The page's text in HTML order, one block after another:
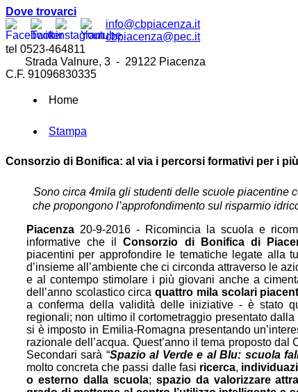
Dove trovarci
info@cbpiacenza.it
cbpiacenza@pec.it
tel 0523-464811
Strada Valnure, 3 - 29122 Piacenza
C.F. 91096830335
Home
Stampa
Consorzio di Bonifica: al via i percorsi formativi per i
Sono circa 4mila gli studenti delle scuole piacentine
che propongono l’approfondimento sul risparmio
Piacenza 20-9-2016 - Ricomincia la scuola e
informative che ilConsorzio di Bonifica di
piacentini per approfondire le tematiche legate alla
d’insieme all’ambiente che ci circonda attraverso le
e al contempo stimolare i più giovani anche a
dell’anno scolastico circaquattro mila scolari
a conferma della validità delle iniziative - è stato
regionali; non ultimo il cortometraggio presentato
si è imposto in Emilia-Romagna presentando
razionale dell’acqua. Quest’anno il tema proposto dal
Secondari sarà “Spazio al Verde e al Blu: scuola
molto concreta che passi dalle fasi ricerca,
o esterno dalla scuola; spazio da valorizzare